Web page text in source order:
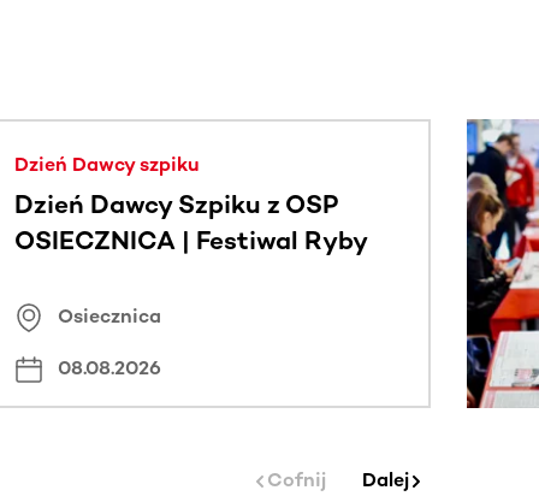
Dzień Dawcy szpiku
Dzień Dawcy Szpiku z OSP
OSIECZNICA | Festiwal Ryby
Osiecznica
08.08.2026
Cofnij Dalej